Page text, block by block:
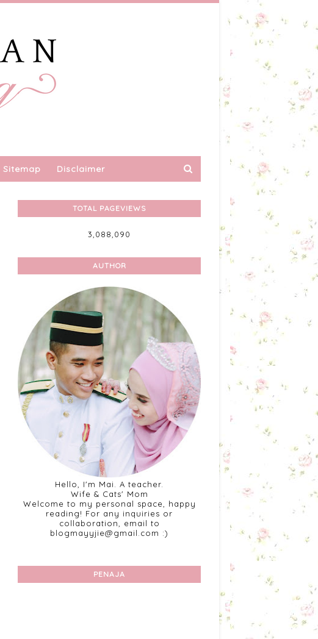
Sitemap Disclaimer
TOTAL PAGEVIEWS
3,088,090
AUTHOR
Hello, I'm Mai. A teacher.
Wife & Cats' Mom
Welcome to my personal space, happy
reading! For any inquiries or
collaboration, email to
blogmayyjie@gmail.com :)
PENAJA